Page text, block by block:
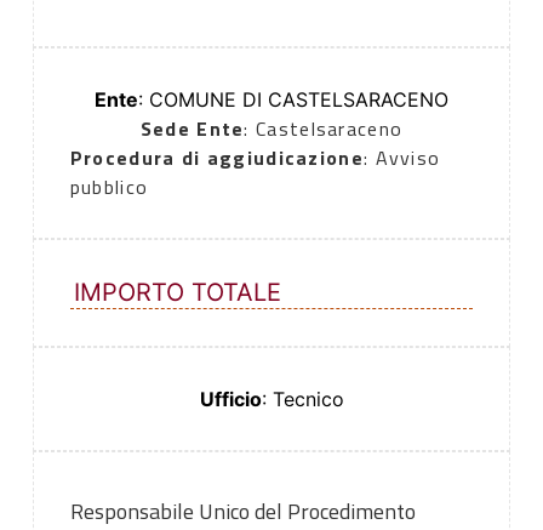
Ente: COMUNE DI CASTELSARACENO
Sede Ente: Castelsaraceno
Procedura di aggiudicazione: Avviso
pubblico
IMPORTO TOTALE
Ufficio: Tecnico
Responsabile Unico del Procedimento